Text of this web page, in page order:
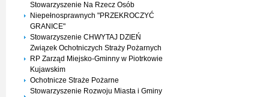
Stowarzyszenie Na Rzecz Osób
Niepełnosprawnych "PRZEKROCZYĆ
GRANICE"
Stowarzyszenie CHWYTAJ DZIEŃ
Związek Ochotniczych Straży Pożarnych
RP Zarząd Miejsko-Gminny w Piotrkowie
Kujawskim
Ochotnicze Straże Pożarne
Stowarzyszenie Rozwoju Miasta i Gminy